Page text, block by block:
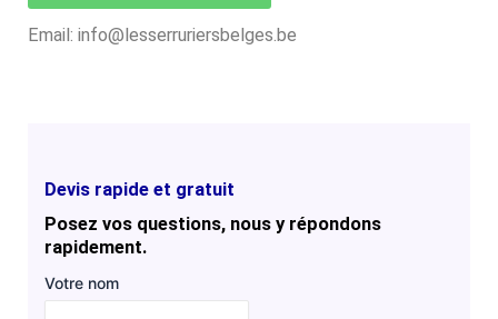
Email: info@lesserruriersbelges.be
Devis rapide et gratuit
Posez vos questions, nous y répondons
rapidement.
Votre nom